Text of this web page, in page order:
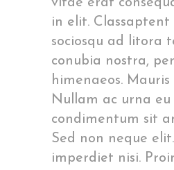
vitae erat
in elit.
sociosqu ad litora
conubia nostra,
himenaeos.
Nullam ac urna eu
condimentum sit
Sed non neque
imperdiet nisi.